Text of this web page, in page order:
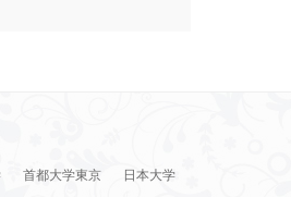
首都大学東京
日本大学